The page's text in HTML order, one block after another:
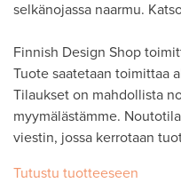
selkänojassa naarmu.
Finnish Design Shop
Tuote saatetaan toimittaa
Tilaukset on mahdollista
myymälästämme.
viestin, jossa kerrotaan
Tutustu tuotteeseen